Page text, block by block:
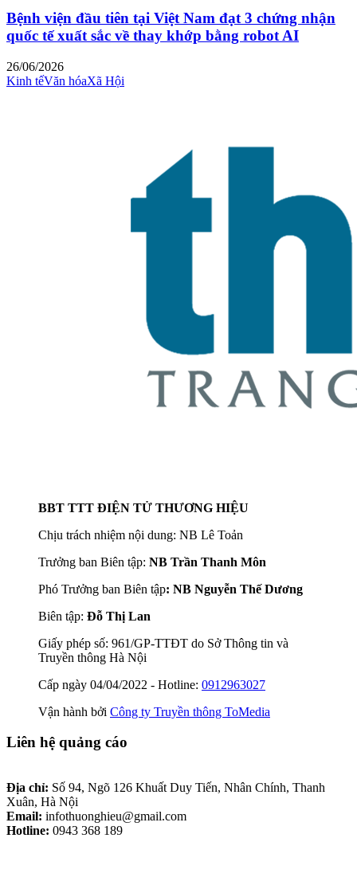
Bệnh viện đầu tiên tại Việt Nam đạt 3 chứng nhận
quốc tế xuất sắc về thay khớp bằng robot AI
26/06/2026
Kinh tếVăn hóaXã Hội
BBT TTT ĐIỆN TỬ THƯƠNG HIỆU
Chịu trách nhiệm nội dung: NB Lê Toản
Trưởng ban Biên tập: NB Trần Thanh Môn
Phó Trưởng ban Biên tập: NB Nguyễn Thế Dương
Biên tập: Đỗ Thị Lan
Giấy phép số: 961/GP-TTĐT do Sở Thông tin và
Truyền thông Hà Nội
Cấp ngày 04/04/2022 - Hotline: 0912963027
Vận hành bởi Công ty Truyền thông ToMedia
Liên hệ quảng cáo
Địa chỉ: Số 94, Ngõ 126 Khuất Duy Tiến, Nhân Chính, Thanh
Xuân, Hà Nội
Email: infothuonghieu@gmail.com
Hotline: 0943 368 189